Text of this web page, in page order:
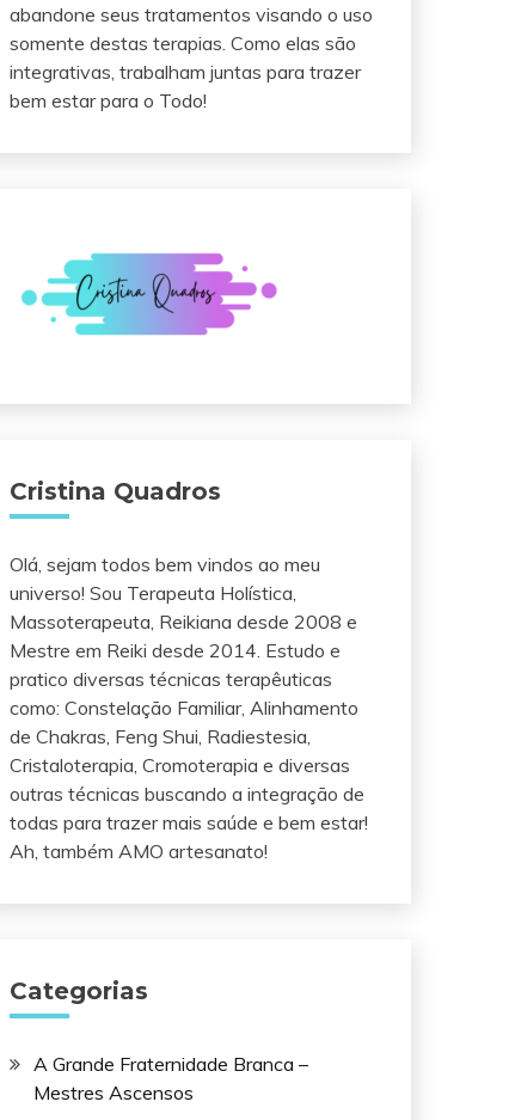
abandone seus tratamentos visando o uso
somente destas terapias. Como elas são
integrativas, trabalham juntas para trazer
bem estar para o Todo!
Cristina Quadros
Olá, sejam todos bem vindos ao meu
universo! Sou Terapeuta Holística,
Massoterapeuta, Reikiana desde 2008 e
Mestre em Reiki desde 2014. Estudo e
pratico diversas técnicas terapêuticas
como: Constelação Familiar, Alinhamento
de Chakras, Feng Shui, Radiestesia,
Cristaloterapia, Cromoterapia e diversas
outras técnicas buscando a integração de
todas para trazer mais saúde e bem estar!
Ah, também AMO artesanato!
Categorias
A Grande Fraternidade Branca –
Mestres Ascensos